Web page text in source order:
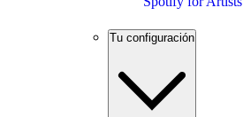
Tu configuración